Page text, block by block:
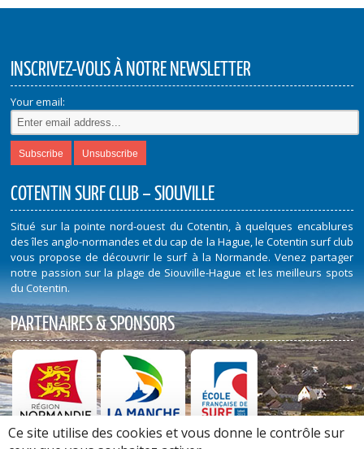
INSCRIVEZ-VOUS À NOTRE NEWSLETTER
Your email:
COTENTIN SURF CLUB – SIOUVILLE
Situé sur la pointe nord-ouest du Cotentin, à quelques encablures
des îles anglo-normandes et du cap de la Hague, le Cotentin surf club
vous propose de découvrir le surf à la Normande. Venez partager
notre passion sur la plage de Siouville-Hague et les meilleurs spots
du Cotentin.
PARTENAIRES & SPONSORS
Découvrez nos Partenaires et Sponsors
Ce site utilise des cookies et vous donne le contrôle sur